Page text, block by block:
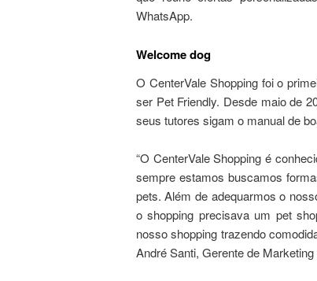
WhatsApp.
Welcome dog
O CenterVale Shopping foi o
ser Pet Friendly. Desde maio de
seus tutores sigam o manual de
“O CenterVale Shopping é
sempre estamos buscamos
pets. Além de adequarmos o
o shopping precisava um pet
nosso shopping trazendo
André Santi, Gerente de